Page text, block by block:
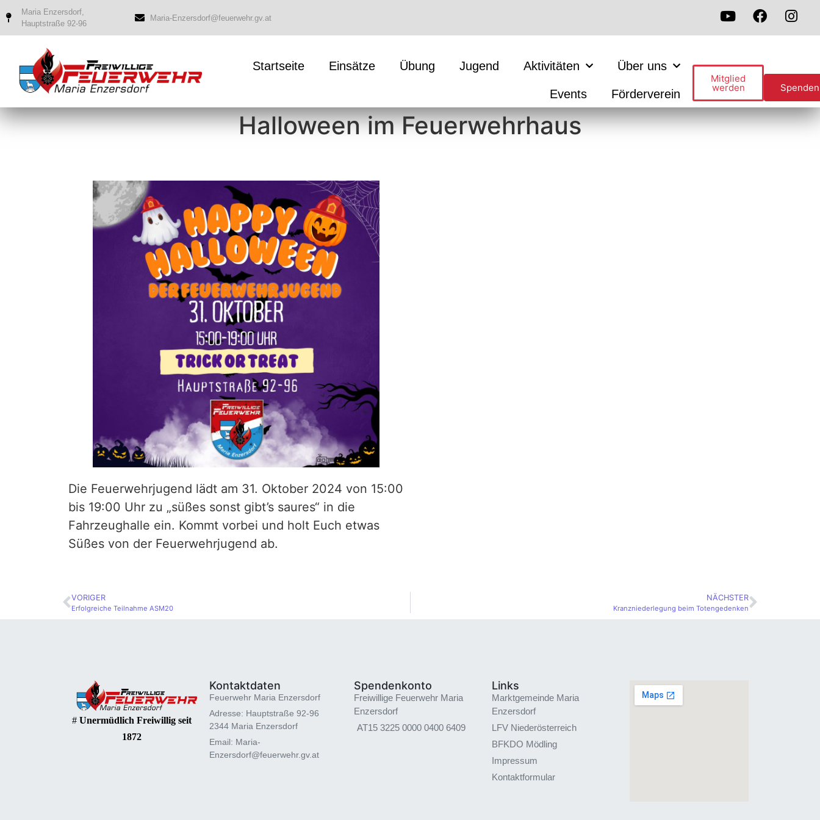
Maria Enzersdorf,
Hauptstraße 92-96
Maria-Enzersdorf@feuerwehr.gv.at
Startseite Einsätze Übung Jugend Aktivitäten Über uns
Events Förderverein
Mitglied
werden Spenden
Halloween im Feuerwehrhaus
Die Feuerwehrjugend lädt am 31. Oktober 2024 von 15:00
bis 19:00 Uhr zu „süßes sonst gibt’s saures“ in die
Fahrzeughalle ein. Kommt vorbei und holt Euch etwas
Süßes von der Feuerwehrjugend ab.
VORIGER
Erfolgreiche Teilnahme ASM20
NÄCHSTER
Kranzniederlegung beim Totengedenken
# Unermüdlich Freiwillig seit
1872
Kontaktdaten
Feuerwehr Maria Enzersdorf
Adresse: Hauptstraße 92-96
2344 Maria Enzersdorf
Email: Maria-
Enzersdorf@feuerwehr.gv.at
Spendenkonto
Freiwillige Feuerwehr Maria
Enzersdorf
AT15 3225 0000 0400 6409
Links
Marktgemeinde Maria
Enzersdorf
LFV Niederösterreich
BFKDO Mödling
Impressum
Kontaktformular